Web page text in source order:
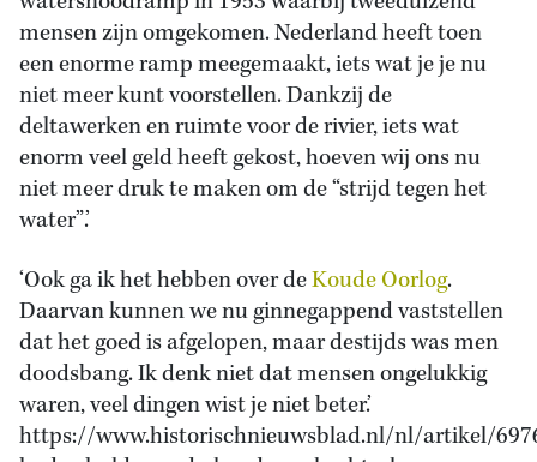
mensen zijn omgekomen. Nederland heeft toen
een enorme ramp meegemaakt, iets wat je je nu
niet meer kunt voorstellen. Dankzij de
deltawerken en ruimte voor de rivier, iets wat
enorm veel geld heeft gekost, hoeven wij ons nu
niet meer druk te maken om de “strijd tegen het
water”.’
‘Ook ga ik het hebben over deKoude Oorlog.
Daarvan kunnen we nu ginnegappend vaststellen
dat het goed is afgelopen, maar destijds was men
doodsbang. Ik denk niet dat mensen ongelukkig
waren, veel dingen wist je niet beter.’
https://www.historischnieuwsblad.nl/nl/artikel/